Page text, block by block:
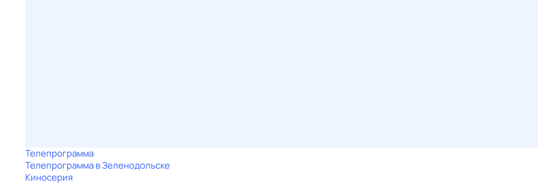
Телепрограмма
Телепрограмма в Зеленодольске
Киносерия